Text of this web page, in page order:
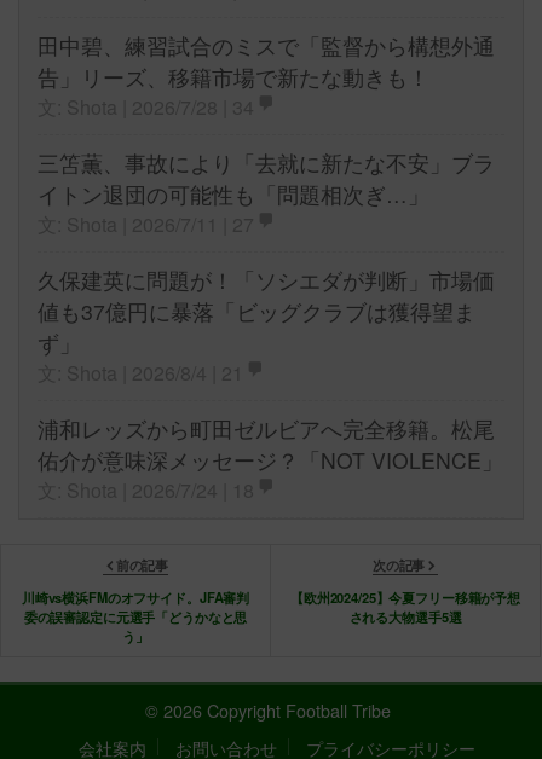
田中碧、練習試合のミスで「監督から構想外通
告」リーズ、移籍市場で新たな動きも！
三笘薫、事故により「去就に新たな不安」ブラ
イトン退団の可能性も「問題相次ぎ…」
久保建英に問題が！「ソシエダが判断」市場価
値も37億円に暴落「ビッグクラブは獲得望ま
ず」
浦和レッズから町田ゼルビアへ完全移籍。松尾
佑介が意味深メッセージ？「NOT VIOLENCE」
前の記事
川崎vs横浜FMのオフサイド。JFA審判
委の誤審認定に元選手「どうかなと思
う」
次の記事
【欧州2024/25】今夏フリー移籍が予想
される大物選手5選
© 2026 Copyright Football Tribe
会社案内
お問い合わせ プライバシーポリシー